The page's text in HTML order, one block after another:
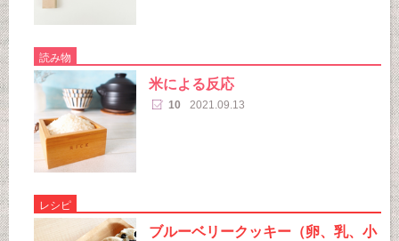
読み物
米による反応
10 2021.09.13
レシピ
ブルーベリークッキー（卵、乳、小